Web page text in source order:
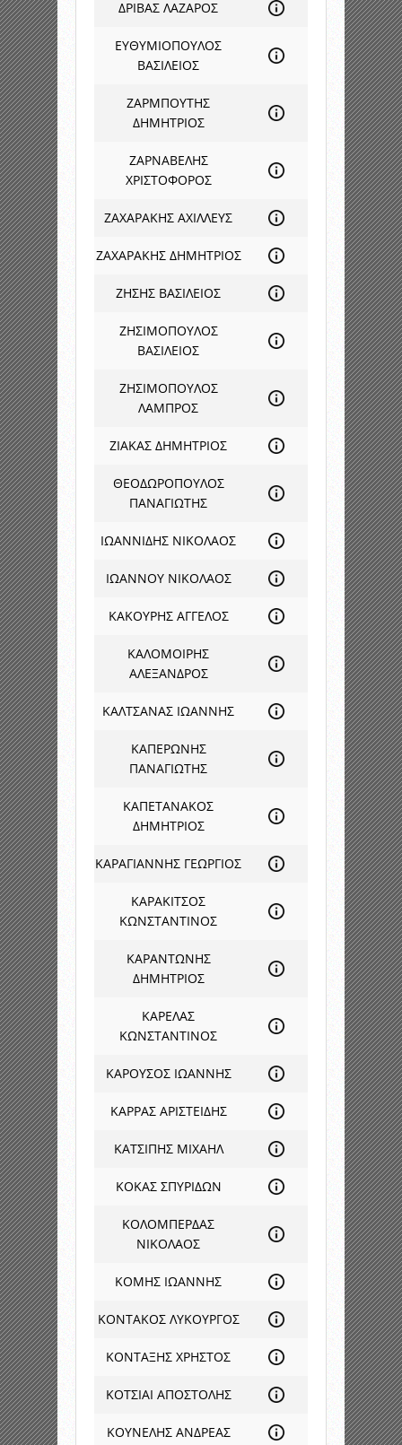
ΔΡΙΒΑΣ ΛΑΖΑΡΟΣ
ΕΥΘΥΜΙΟΠΟΥΛΟΣ
ΒΑΣΙΛΕΙΟΣ
ΖΑΡΜΠΟΥΤΗΣ
ΔΗΜΗΤΡΙΟΣ
ΖΑΡΝΑΒΕΛΗΣ
ΧΡΙΣΤΟΦΟΡΟΣ
ΖΑΧΑΡΑΚΗΣ ΑΧΙΛΛΕΥΣ
ΖΑΧΑΡΑΚΗΣ ΔΗΜΗΤΡΙΟΣ
ΖΗΣΗΣ ΒΑΣΙΛΕΙΟΣ
ΖΗΣΙΜΟΠΟΥΛΟΣ
ΒΑΣΙΛΕΙΟΣ
ΖΗΣΙΜΟΠΟΥΛΟΣ
ΛΑΜΠΡΟΣ
ΖΙΑΚΑΣ ΔΗΜΗΤΡΙΟΣ
ΘΕΟΔΩΡΟΠΟΥΛΟΣ
ΠΑΝΑΓΙΩΤΗΣ
ΙΩΑΝΝΙΔΗΣ ΝΙΚΟΛΑΟΣ
ΙΩΑΝΝΟΥ ΝΙΚΟΛΑΟΣ
ΚΑΚΟΥΡΗΣ ΑΓΓΕΛΟΣ
ΚΑΛΟΜΟΙΡΗΣ
ΑΛΕΞΑΝΔΡΟΣ
ΚΑΛΤΣΑΝΑΣ ΙΩΑΝΝΗΣ
ΚΑΠΕΡΩΝΗΣ
ΠΑΝΑΓΙΩΤΗΣ
ΚΑΠΕΤΑΝΑΚΟΣ
ΔΗΜΗΤΡΙΟΣ
ΚΑΡΑΓΙΑΝΝΗΣ ΓΕΩΡΓΙΟΣ
ΚΑΡΑΚΙΤΣΟΣ
ΚΩΝΣΤΑΝΤΙΝΟΣ
ΚΑΡΑΝΤΩΝΗΣ
ΔΗΜΗΤΡΙΟΣ
ΚΑΡΕΛΑΣ
ΚΩΝΣΤΑΝΤΙΝΟΣ
ΚΑΡΟΥΣΟΣ ΙΩΑΝΝΗΣ
ΚΑΡΡΑΣ ΑΡΙΣΤΕΙΔΗΣ
ΚΑΤΣΙΠΗΣ ΜΙΧΑΗΛ
ΚΟΚΑΣ ΣΠΥΡΙΔΩΝ
ΚΟΛΟΜΠΕΡΔΑΣ
ΝΙΚΟΛΑΟΣ
ΚΟΜΗΣ ΙΩΑΝΝΗΣ
ΚΟΝΤΑΚΟΣ ΛΥΚΟΥΡΓΟΣ
ΚΟΝΤΑΞΗΣ ΧΡΗΣΤΟΣ
ΚΟΤΣΙΑΙ ΑΠΟΣΤΟΛΗΣ
ΚΟΥΝΕΛΗΣ ΑΝΔΡΕΑΣ